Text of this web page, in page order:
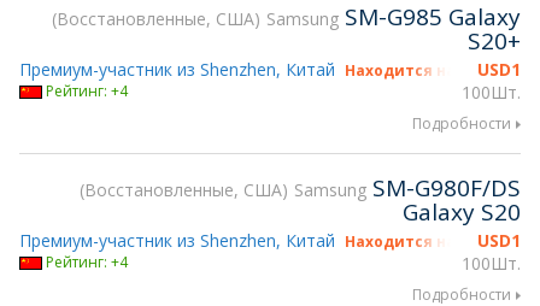
Восстановленные, США Samsung SM-G985 Galaxy
S20+
USD1
100Шт.
Премиум-участник из Shenzhen, Китай Находится на gsmX
Рейтинг: +4
Подробности
Восстановленные, США Samsung SM-G980F/DS
Galaxy S20
USD1
100Шт.
Премиум-участник из Shenzhen, Китай Находится на gsmX
Рейтинг: +4
Подробности